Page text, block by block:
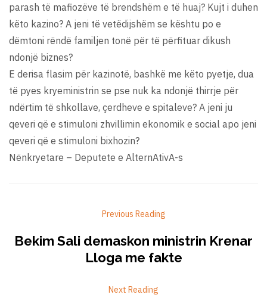
parash të mafiozëve të brendshëm e të huaj? Kujt i duhen
këto kazino? A jeni të vetëdijshëm se kështu po e
dëmtoni rëndë familjen tonë për të përfituar dikush
ndonjë biznes?
E derisa flasim për kazinotë, bashkë me këto pyetje, dua
të pyes kryeministrin se pse nuk ka ndonjë thirrje për
ndërtim të shkollave, çerdheve e spitaleve? A jeni ju
qeveri që e stimuloni zhvillimin ekonomik e social apo jeni
qeveri që e stimuloni bixhozin?
Nënkryetare – Deputete e AlternAtivA-s
Previous Reading
Bekim Sali demaskon ministrin Krenar
Lloga me fakte
Next Reading